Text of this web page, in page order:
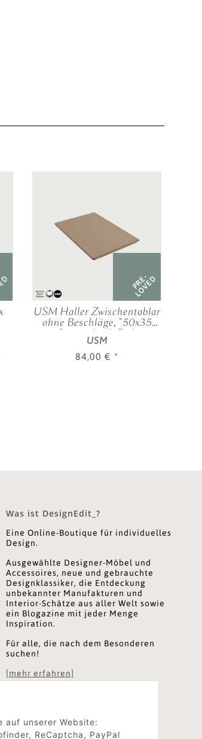
auf unserer Website:
ReCaptcha, PayPal
PRE-
LOVED
USM Haller Zwischentablar
ohne Beschläge, "50x35
cm", verschied. Farben
USM
84,00 € *
Was ist DesignEdit_?
Eine Online-Boutique für individuelles
Design.
Ausgewählte Designer-Möbel und
Accessoires, neue und gebrauchte
Designklassiker, die Entdeckung
unbekannter Manufakturen und
Interior-Schätze aus aller Welt sowie
ein Blogazine mit jeder Menge
Inspiration.
Für alle, die nach dem Besonderen
suchen!
[mehr erfahren]